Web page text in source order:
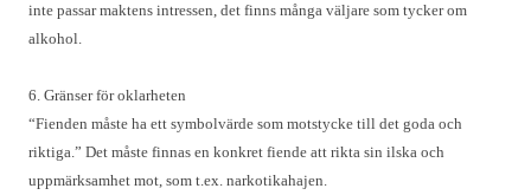
inte passar maktens intressen, det finns många väljare som tycker om
alkohol.
6. Gränser för oklarheten
“Fienden måste ha ett symbolvärde som motstycke till det goda och
riktiga.” Det måste finnas en konkret fiende att rikta sin ilska och
uppmärksamhet mot, som t.ex. narkotikahajen.